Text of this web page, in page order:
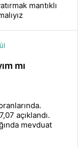
mantıklı
mı
açıklandı.
mevduat